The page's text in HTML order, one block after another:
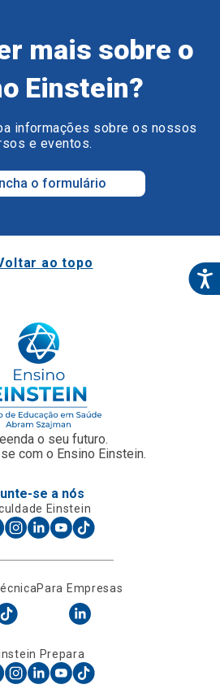
mais sobre o
Einstein?
informações sobre os nossos
e eventos.
o formulário
ao topo
o seu futuro.
com o Ensino Einstein.
se a nós
Einstein
Para Empresas
Prepara